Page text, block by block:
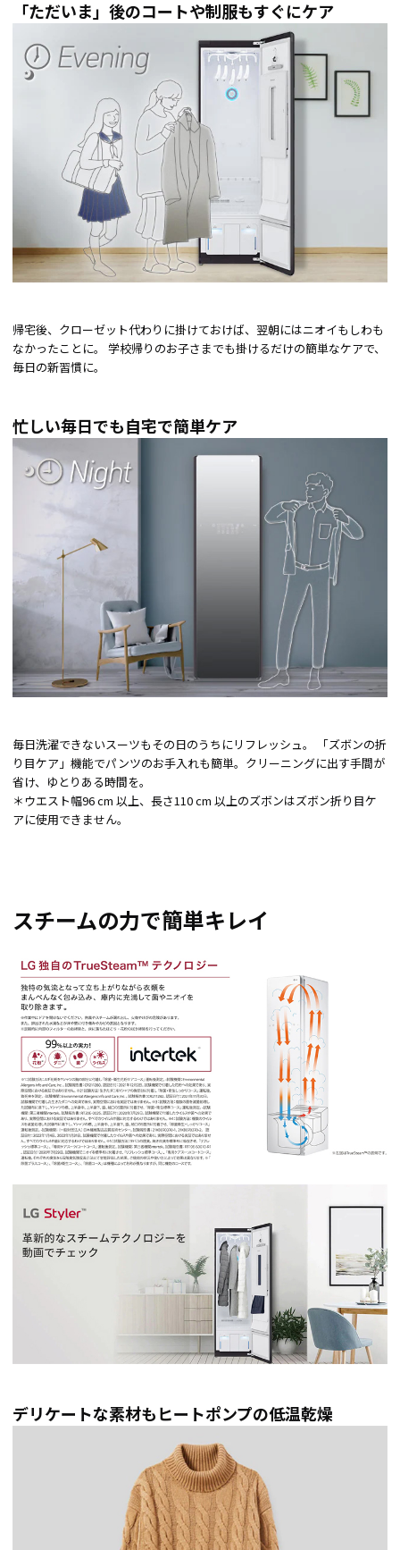
「ただいま」後のコートや制服もすぐにケア
帰宅後、クローゼット代わりに掛けておけば、翌朝にはニオイもしわも
なかったことに。 学校帰りのお子さまでも掛けるだけの簡単なケアで、
毎日の新習慣に。
忙しい毎日でも自宅で簡単ケア
毎日洗濯できないスーツもその日のうちにリフレッシュ。 「ズボンの折
り目ケア」機能でパンツのお手入れも簡単。クリーニングに出す手間が
省け、ゆとりある時間を。
＊ウエスト幅96 cm 以上、長さ110 cm 以上のズボンはズボン折り目ケ
アに使用できません。
スチームの力で簡単キレイ
デリケートな素材もヒートポンプの低温乾燥